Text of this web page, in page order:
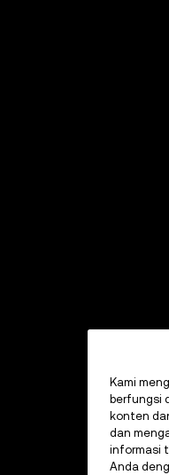
Kami
berfungsi
konten
dan
informasi
Anda